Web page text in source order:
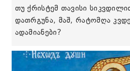
თუ ქრისტემ თავისი
დათრგუნა, მაშ, რატომღა
ადამიანები?